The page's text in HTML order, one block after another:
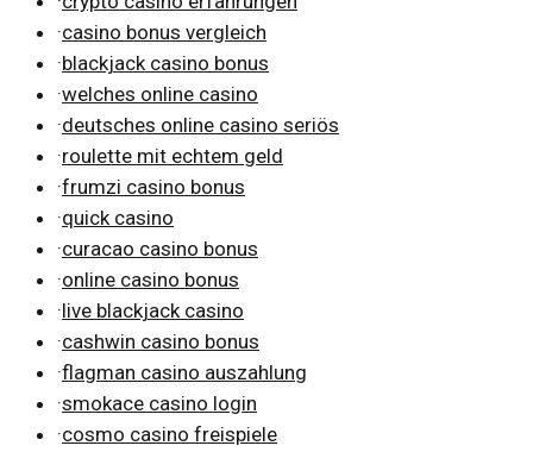
·casino bonus vergleich
·blackjack casino bonus
·welches online casino
·deutsches online casino seriös
·roulette mit echtem geld
·frumzi casino bonus
·quick casino
·curacao casino bonus
·online casino bonus
·live blackjack casino
·cashwin casino bonus
·flagman casino auszahlung
·smokace casino login
·cosmo casino freispiele